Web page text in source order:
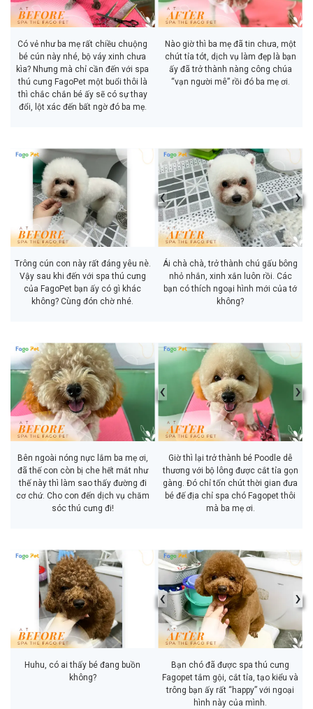
Có vẻ như ba mẹ rất chiều chuộng
bé cún này nhé, bộ váy xinh chưa
kìa? Nhưng mà chỉ cần đến với spa
thú cưng FagoPet một buổi thôi là
thì chắc chắn bé ấy sẽ có sự thay
đổi, lột xác đến bất ngờ đó ba mẹ.
Nào giờ thì ba mẹ đã tin chưa, một
chút tỉa tót, dịch vụ làm đẹp là bạn
ấy đã trở thành nàng công chúa
“vạn người mê” rồi đó ba mẹ ơi.
Trông cún con này rất đáng yêu nè.
Vậy sau khi đến với spa thú cưng
của FagoPet bạn ấy có gì khác
không? Cùng đón chờ nhé.
‹ ›
Ái chà chà, trở thành chú gấu bông
nhỏ nhắn, xinh xắn luôn rồi. Các
bạn có thích ngoại hình mới của tớ
không?
Bên ngoài nóng nực lắm ba mẹ ơi,
đã thế con còn bị che hết mắt như
thế này thì làm sao thấy đường đi
cơ chứ. Cho con đến dịch vụ chăm
sóc thú cưng đi!
‹ ›
Giờ thì lại trở thành bé Poodle dễ
thương với bộ lông được cắt tỉa gọn
gàng. Đó chỉ tốn chút thời gian đưa
bé đế địa chỉ spa chó Fagopet thôi
mà ba mẹ ơi.
Huhu, có ai thấy bé đang buồn
không?
‹ ›
Bạn chó đã được spa thú cưng
Fagopet tắm gội, cắt tỉa, tạo kiểu và
trông bạn ấy rất “happy” với ngoại
hình này của mình.